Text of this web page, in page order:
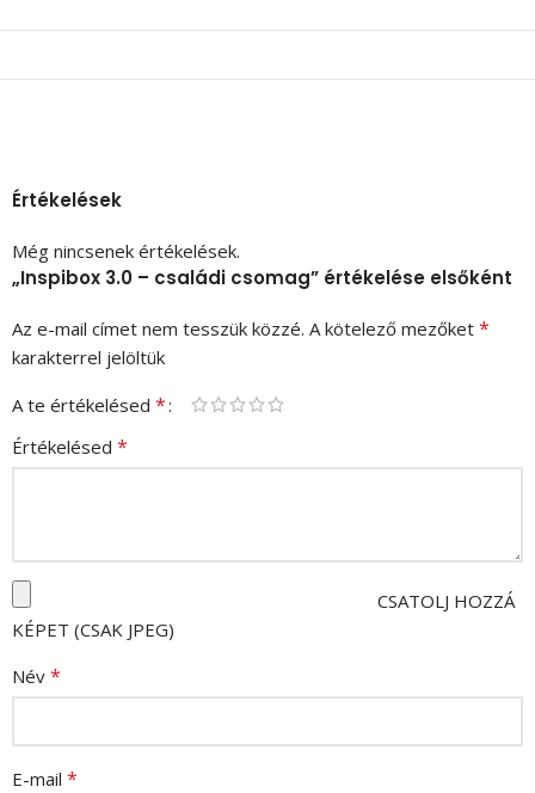
Értékelések
Még nincsenek értékelések.
„Inspibox 3.0 – családi csomag” értékelése elsőként
Az e-mail címet nem tesszük közzé. A kötelező mezőket *
karakterrel jelöltük
A te értékelésed *
Értékelésed *
CSATOLJ HOZZÁ
KÉPET (CSAK JPEG)
Név *
E-mail *